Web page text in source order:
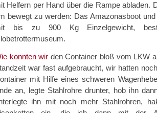
Helfern per Hand über die Rampe abladen.
bewegt zu werden: Das Amazonasboot
bis zu 900 Kg Einzelgewicht,
konnten wir den Container bloß vom LKW
war fast aufgebraucht, wir hatten
mit Hilfe eines schweren
an, legte Stahlrohre drunter, hob ihn
ihn mit noch mehr Stahlrohren,